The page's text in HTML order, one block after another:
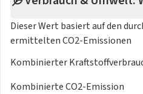
Dieser Wert basiert auf den
ermittelten CO2-Emissionen
Kombinierter
Kombinierte CO2-Emission